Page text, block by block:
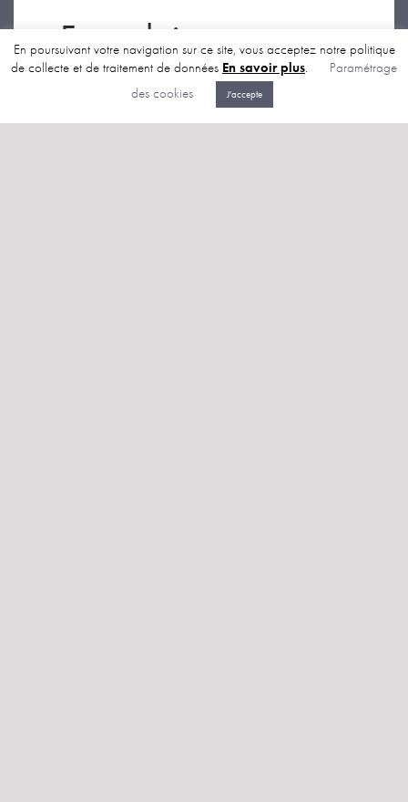
Formulaire
En poursuivant votre navigation sur ce site, vous acceptez notre politique
de collecte et de traitement de données En savoir plus.
Paramétrage
des cookies
J'accepte